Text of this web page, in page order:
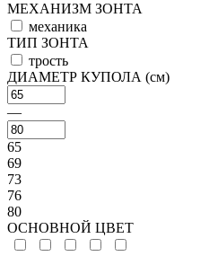
МЕХАНИЗМ ЗОНТА
механика
ТИП ЗОНТА
трость
ДИАМЕТР КУПОЛА (см)
—
65
69
73
76
80
ОСНОВНОЙ ЦВЕТ